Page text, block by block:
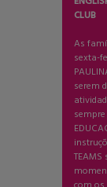
CLUB
As
sexta-
serem